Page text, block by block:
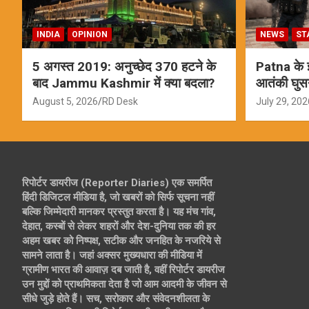
INDIA OPINION
5 अगस्त 2019: अनुच्छेद 370 हटने के
बाद Jammu Kashmir में क्या बदला?
August 5, 2026 RD Desk
NEWS
Patna के
आतंकी
ऑपरेशन;
July 29,
रिपोर्टर डायरीज (Reporter Diaries) एक समर्पित
हिंदी डिजिटल मीडिया है, जो खबरों को सिर्फ सूचना नहीं
बल्कि जिम्मेदारी मानकर प्रस्तुत करता है। यह मंच गांव,
देहात, कस्बों से लेकर शहरों और देश-दुनिया तक की हर
अहम खबर को निष्पक्ष, सटीक और जनहित के नजरिये से
सामने लाता है। जहां अक्सर मुख्यधारा की मीडिया में
ग्रामीण भारत की आवाज़ दब जाती है, वहीं रिपोर्टर डायरीज
उन मुद्दों को प्राथमिकता देता है जो आम आदमी के जीवन से
सीधे जुड़े होते हैं। सच, सरोकार और संवेदनशीलता के